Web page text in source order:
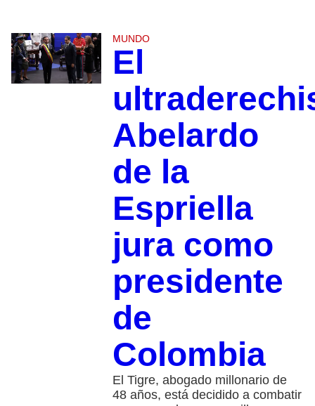
MUNDO
El
Abelardo
de la
Espriella
jura como
presidente
de
Colombia
El Tigre, abogado millonario de
48 años, está decidido a combatir